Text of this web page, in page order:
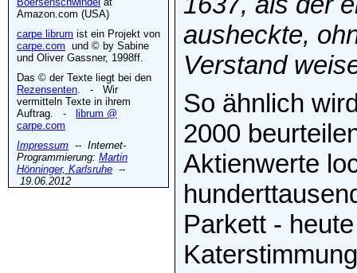
ausheckte,
Verstand
So ähnlich
2000
Aktienwerte
Parkett -
Amazon.com (USA)
carpe librum ist ein Projekt von
carpe.com und © by Sabine
und Oliver Gassner, 1998ff.
Das © der Texte liegt bei den
Rezensenten. - Wir
vermitteln Texte in ihrem
Auftrag. -
librum @
carpe.com
Impressum -- Internet-
Programmierung: Martin
Hönninger, Karlsruhe --
19.06.2012